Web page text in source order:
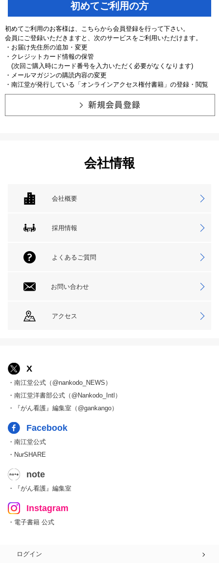
初めてご利用の方
初めてご利用のお客様は、こちらから会員登録を行って下さい。
会員にご登録いただきますと、次のサービスをご利用いただけます。
・お届け先住所の追加・変更
・クレジットカード情報の保管
(次回ご購入時にカード番号を入力いただく必要がなくなります)
・メールマガジンの購読内容の変更
・南江堂が発行している「オンラインアクセス権付書籍」の登録・閲覧
会社情報
会社概要
採用情報
よくあるご質問
お問い合わせ
アクセス
X
・南江堂公式（@nankodo_NEWS）
・南江堂洋書部公式（@Nankodo_Intl）
・『がん看護』編集室（@gankango）
Facebook
・南江堂公式
・NurSHARE
note
・『がん看護』編集室
Instagram
・電子書籍 公式
ログイン